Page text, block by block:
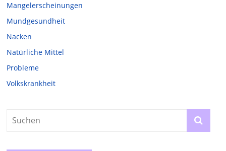
Mangelerscheinungen
Mundgesundheit
Nacken
Natürliche Mittel
Probleme
Volkskrankheit